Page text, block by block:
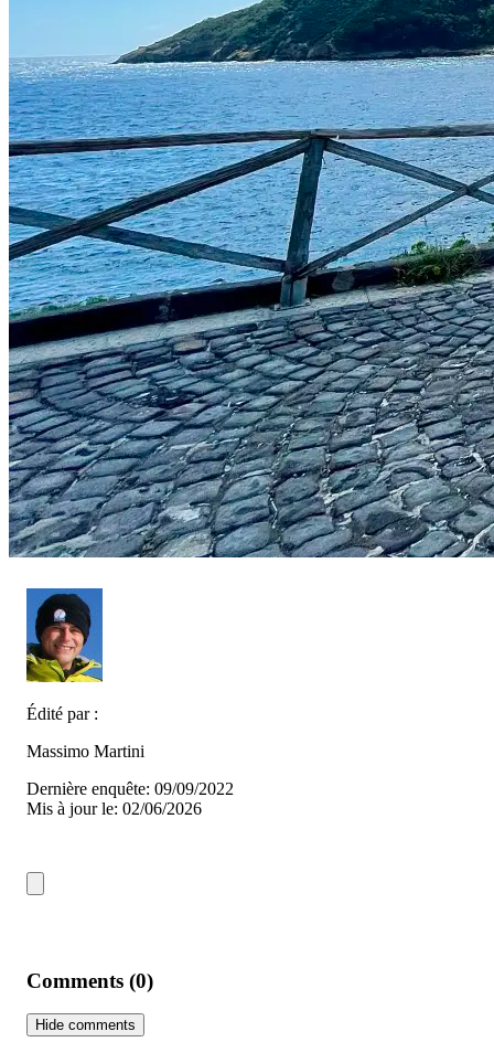
Édité par :
Massimo Martini
Dernière enquête: 09/09/2022
Mis à jour le: 02/06/2026
Comments (0)
Hide comments